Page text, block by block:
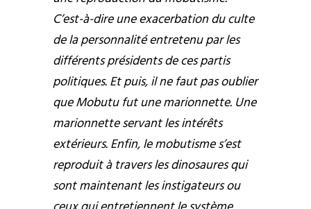
C’est-à-dire une exacerbation du culte
de la personnalité entretenu par les
différents présidents de ces partis
politiques. Et puis, il ne faut pas oublier
que Mobutu fut une marionnette. Une
marionnette servant les intérêts
extérieurs. Enfin, le mobutisme s’est
reproduit à travers les dinosaures qui
sont maintenant les instigateurs ou